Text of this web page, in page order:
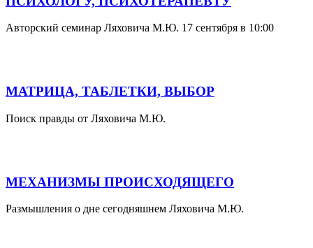
Авторский семинар Ляховича М.Ю. 17 сентября в 10:00
МАТРИЦА, ТАБЛЕТКИ, ВЫБОР
Поиск правды от Ляховича М.Ю.
МЕХАНИЗМЫ ПРОИСХОДЯЩЕГО
Размышления о дне сегодняшнем Ляховича М.Ю.